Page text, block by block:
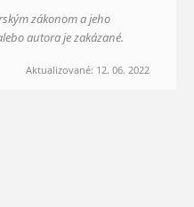
zákonom a jeho
autora je zakázané.
Aktualizované: 12. 06. 2022